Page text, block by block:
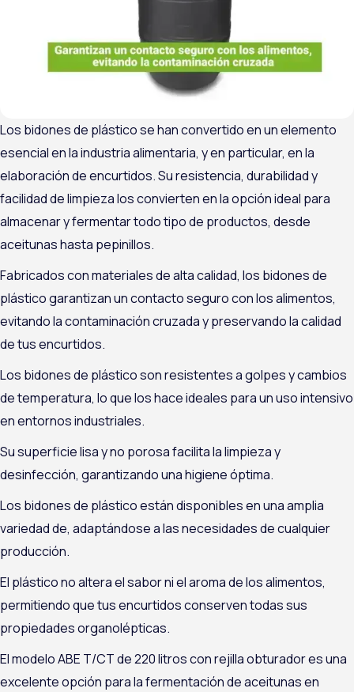
Los bidones de plástico se han convertido en un elemento
esencial en la industria alimentaria, y en particular, en la
elaboración de encurtidos. Su resistencia, durabilidad y
facilidad de limpieza los convierten en la opción ideal para
almacenar y fermentar todo tipo de productos, desde
aceitunas hasta pepinillos.
Fabricados con materiales de alta calidad, los bidones de
plástico garantizan un contacto seguro con los alimentos,
evitando la contaminación cruzada y preservando la calidad
de tus encurtidos.
Los bidones de plástico son resistentes a golpes y cambios
de temperatura, lo que los hace ideales para un uso intensivo
en entornos industriales.
Su superficie lisa y no porosa facilita la limpieza y
desinfección, garantizando una higiene óptima.
Los bidones de plástico están disponibles en una amplia
variedad de, adaptándose a las necesidades de cualquier
producción.
El plástico no altera el sabor ni el aroma de los alimentos,
permitiendo que tus encurtidos conserven todas sus
propiedades organolépticas.
El modelo ABE T/CT de 220 litros con rejilla obturador es una
excelente opción para la fermentación de aceitunas en